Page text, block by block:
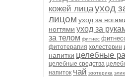
кожей лицауход
лицом уход за
ногтями уход за
за телом фитнес
фитотерапия холестерин
напитки целебные
целебные средства
напиток чай эзотерика